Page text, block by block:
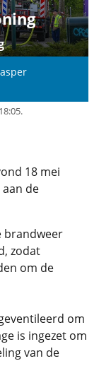
18 mei
de
brandweer
zodat
om de
om
is ingezet om
van de